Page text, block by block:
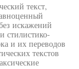
текст,
искажений
стилистико-
и их переводов
текстов